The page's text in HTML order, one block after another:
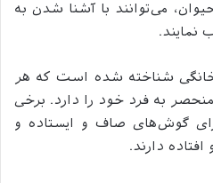
می‌توانند با آشنا شدن به
نمایند.
خانگی شناخته شده است که هر
به فرد خود را دارد. برخی
گوش‌های صاف و ایستاده و
دارند.